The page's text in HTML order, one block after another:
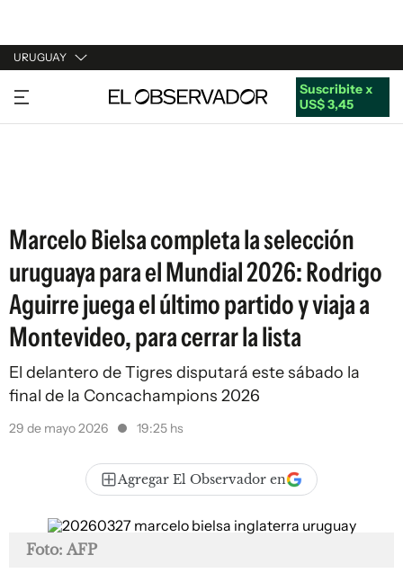
URUGUAY
URUGUAY
ARGENTINA
Suscribite x
US$ 3,45
Marcelo Bielsa completa la selección
uruguaya para el Mundial 2026: Rodrigo
Aguirre juega el último partido y viaja a
Montevideo, para cerrar la lista
El delantero de Tigres disputará este sábado la
final de la Concachampions 2026
29 de mayo 2026 19:25 hs
Agregar El Observador en
Foto: AFP